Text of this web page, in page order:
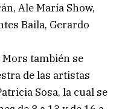
Ale María Show,
Baila, Gerardo
también se
de las artistas
Sosa, la cual se